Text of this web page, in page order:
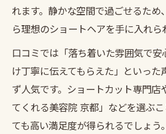
れます。静かな空間で過ごせるため
ら理想のショートヘアを手に入れら
口コミでは「落ち着いた雰囲気で
け丁寧に伝えてもらえた」といった
ず人気です。ショートカット専門店
てくれる美容院 京都」などを選ぶ
ても高い満足度が得られるでしょう。